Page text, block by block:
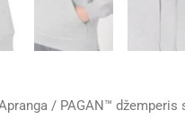
/ PAGAN™ džemperis